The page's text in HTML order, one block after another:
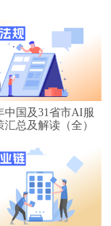
中国及31省市AI服
总及解读（全）